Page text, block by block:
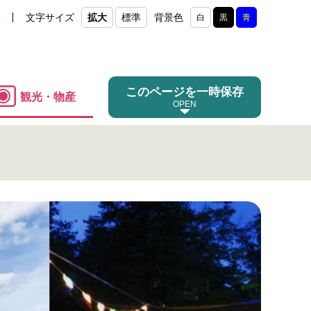
文字サイズ 拡大 標準 背景色 白 黒 青
観光・物産 このページを一時保存